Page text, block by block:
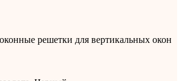
решетки для вертикальных окон